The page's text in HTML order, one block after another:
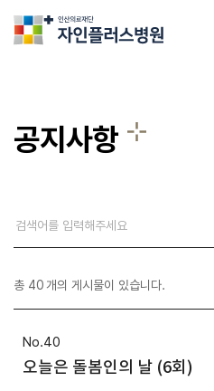
공지사항
채용정보
공지사항
총 40개의 게시물이 있습니다.
40
오늘은 돌봄인의 날 (6회)